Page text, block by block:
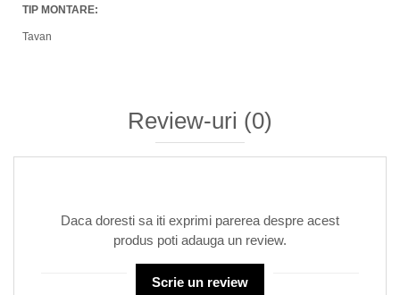
TIP MONTARE:
Tavan
Review-uri (0)
Daca doresti sa iti exprimi parerea despre acest
produs poti adauga un review.
Scrie un review